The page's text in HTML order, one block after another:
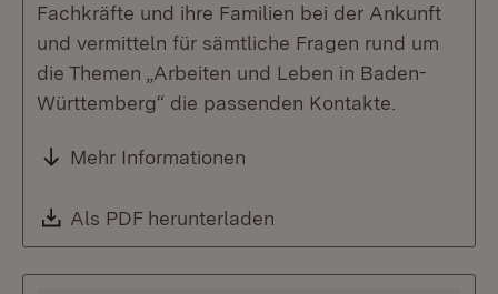
Fachkräfte und ihre Familien bei der Ankunft
und vermitteln für sämtliche Fragen rund um
die Themen „Arbeiten und Leben in Baden-
Württemberg“ die passenden Kontakte.
Mehr Informationen
Download:
Als PDF herunterladen